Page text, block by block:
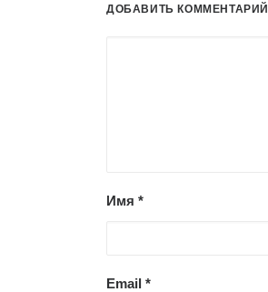
ДОБАВИТЬ КОММЕНТАРИЙ
Имя *
Email *